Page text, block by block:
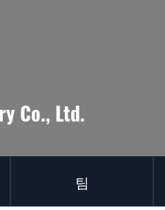
Co., Ltd.
팀